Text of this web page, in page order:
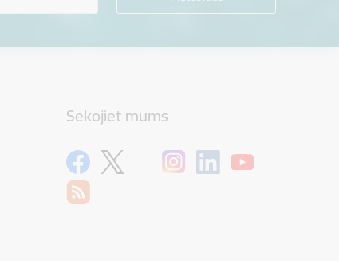
Sekojiet mums